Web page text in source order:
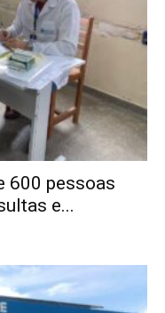
600 pessoas
e...